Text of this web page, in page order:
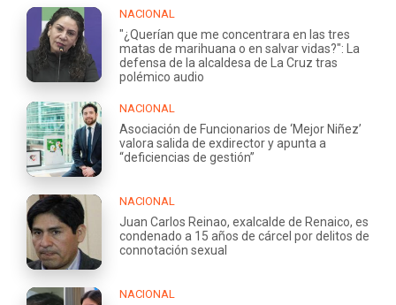
NACIONAL
"¿Querían que me concentrara en las tres
matas de marihuana o en salvar vidas?": La
defensa de la alcaldesa de La Cruz tras
polémico audio
NACIONAL
Asociación de Funcionarios de ‘Mejor Niñez’
valora salida de exdirector y apunta a
“deficiencias de gestión”
NACIONAL
Juan Carlos Reinao, exalcalde de Renaico, es
condenado a 15 años de cárcel por delitos de
connotación sexual
NACIONAL